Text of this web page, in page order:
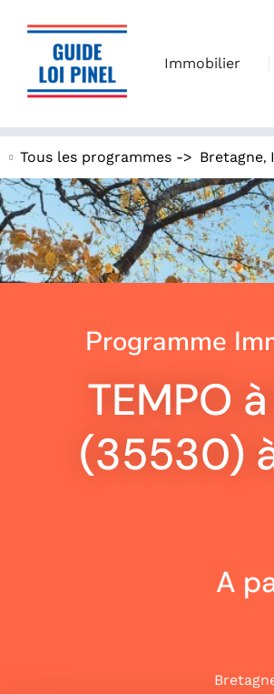
Immobilier
Tous les programmes -> Bretagne,
Programme
TEMPO
(35530)
A